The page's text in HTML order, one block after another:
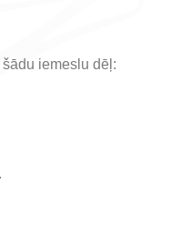
iemeslu dēļ: